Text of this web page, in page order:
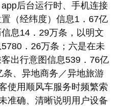
后台运行时、手机连接
（经纬度）信息1．67亿
息14．29万条，以明文
．26万条；六是在未
出行意图信息539．76亿
、异地商务／异地旅游
使用顺风车服务时频繁索
准确、清晰说明用户设备